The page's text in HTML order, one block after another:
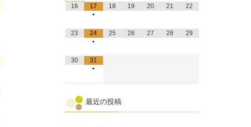
16
17
•
18 19 20 21 22
23
24
•
25 26 27 28 29
30
31
•
最近の投稿